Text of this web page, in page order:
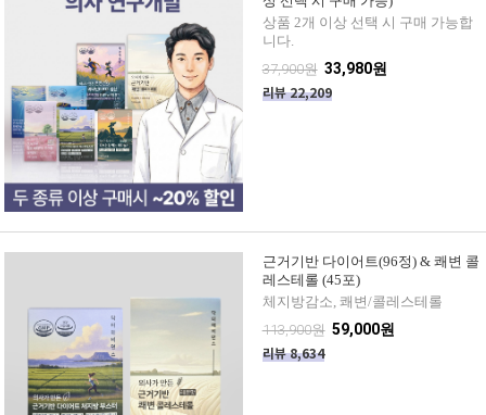
상품 2개 이상 선택 시 구매 가능합
니다.
37,900원 33,980원
리뷰 22,209
근거기반 다이어트(96정) & 쾌변 콜
레스테롤 (45포)
체지방감소, 쾌변/콜레스테롤
113,900원 59,000원
리뷰 8,634